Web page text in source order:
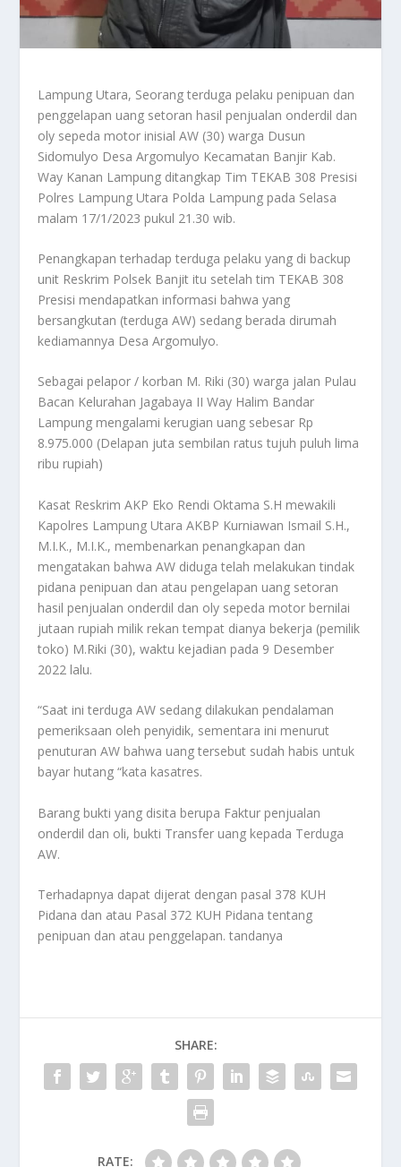
Lampung Utara, Seorang terduga pelaku penipuan dan
penggelapan uang setoran hasil penjualan onderdil dan
oly sepeda motor inisial AW (30) warga Dusun
Sidomulyo Desa Argomulyo Kecamatan Banjir Kab.
Way Kanan Lampung ditangkap Tim TEKAB 308 Presisi
Polres Lampung Utara Polda Lampung pada Selasa
malam 17/1/2023 pukul 21.30 wib.
Penangkapan terhadap terduga pelaku yang di backup
unit Reskrim Polsek Banjit itu setelah tim TEKAB 308
Presisi mendapatkan informasi bahwa yang
bersangkutan (terduga AW) sedang berada dirumah
kediamannya Desa Argomulyo.
Sebagai pelapor / korban M. Riki (30) warga jalan Pulau
Bacan Kelurahan Jagabaya II Way Halim Bandar
Lampung mengalami kerugian uang sebesar Rp
8.975.000 (Delapan juta sembilan ratus tujuh puluh lima
ribu rupiah)
Kasat Reskrim AKP Eko Rendi Oktama S.H mewakili
Kapolres Lampung Utara AKBP Kurniawan Ismail S.H.,
M.I.K., M.I.K., membenarkan penangkapan dan
mengatakan bahwa AW diduga telah melakukan tindak
pidana penipuan dan atau pengelapan uang setoran
hasil penjualan onderdil dan oly sepeda motor bernilai
jutaan rupiah milik rekan tempat dianya bekerja (pemilik
toko) M.Riki (30), waktu kejadian pada 9 Desember
2022 lalu.
“Saat ini terduga AW sedang dilakukan pendalaman
pemeriksaan oleh penyidik, sementara ini menurut
penuturan AW bahwa uang tersebut sudah habis untuk
bayar hutang “kata kasatres.
Barang bukti yang disita berupa Faktur penjualan
onderdil dan oli, bukti Transfer uang kepada Terduga
AW.
Terhadapnya dapat dijerat dengan pasal 378 KUH
Pidana dan atau Pasal 372 KUH Pidana tentang
penipuan dan atau penggelapan. tandanya
SHARE:
RATE: